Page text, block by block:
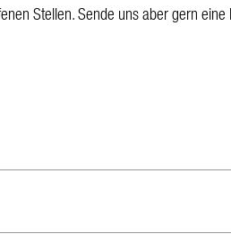
Stellen. Sende uns aber gern eine